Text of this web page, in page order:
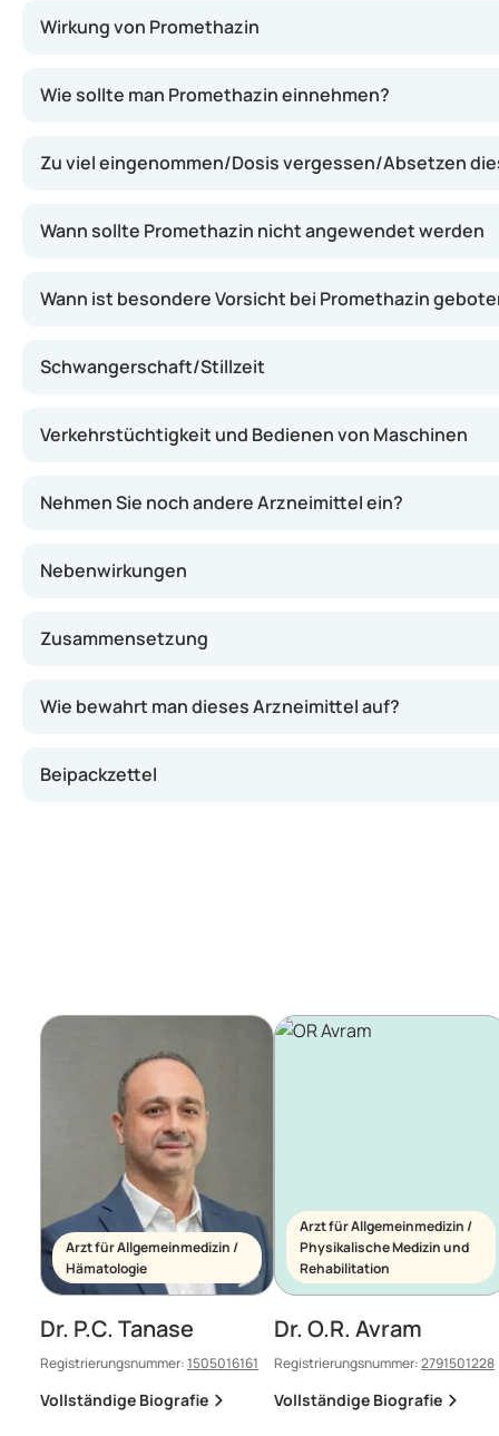
Wirkung von Promethazin
Wie sollte man Promethazin einnehmen?
Zu viel eingenommen/Dosis vergessen/Absetzen
Wann sollte Promethazin nicht angewendet werden
Wann ist besondere Vorsicht bei Promethazin
Schwangerschaft/Stillzeit
Verkehrstüchtigkeit und Bedienen von Maschinen
Nehmen Sie noch andere Arzneimittel ein?
Nebenwirkungen
Zusammensetzung
Wie bewahrt man dieses Arzneimittel auf?
Beipackzettel
Arzt für Allgemeinmedizin /
Hämatologie
Dr. P.C. Tanase
Registrierungsnummer:1505016161
Vollständige Biografie
Arzt für Allgemeinmedizin /
Physikalische Medizin und
Rehabilitation
Dr. O.R. Avram
Registrierungsnummer:2791501228
Vollständige Biografie